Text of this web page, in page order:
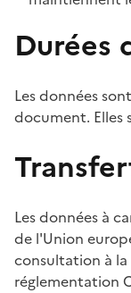
Durées
Les données
document. Elles
Les données à
de l'Union
consultation à la
réglementation